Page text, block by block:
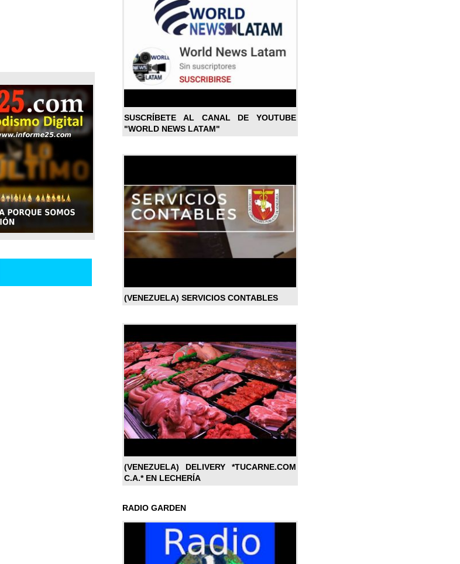
SUSCRÍBETE AL CANAL DE YOUTUBE
"WORLD NEWS LATAM"
(VENEZUELA) SERVICIOS CONTABLES
(VENEZUELA) DELIVERY *TUCARNE.COM
C.A.* EN LECHERÍA
RADIO GARDEN